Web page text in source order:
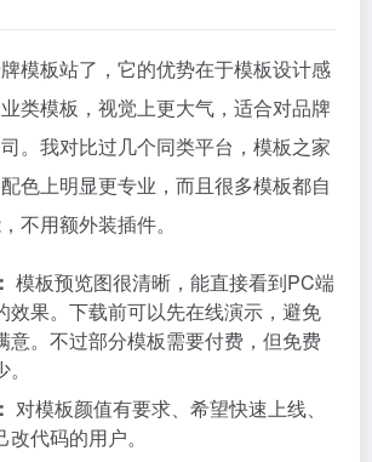
模板站了，它的优势在于模板设计感
类模板，视觉上更大气，适合对品牌
。我对比过几个同类平台，模板之家
色上明显更专业，而且很多模板都自
不用额外装插件。
模板预览图很清晰，能直接看到PC端
效果。下载前可以先在线演示，避免
意。不过部分模板需要付费，但免费
对模板颜值有要求、希望快速上线、
代码的用户。